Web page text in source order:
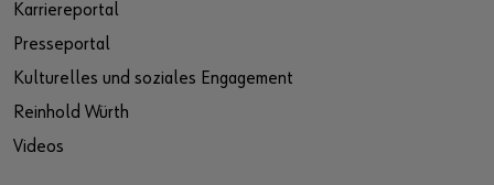
Karriereportal
Presseportal
Kulturelles und soziales Engagement
Reinhold Würth
Videos